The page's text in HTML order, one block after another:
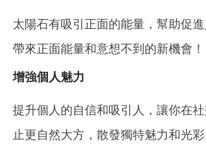
太陽石有吸引正面的能量，幫助促進
帶來正面能量和意想不到的新機會！
增強個人魅力
提升個人的自信和吸引人，讓你在
止更自然大方，散發獨特魅力和光彩